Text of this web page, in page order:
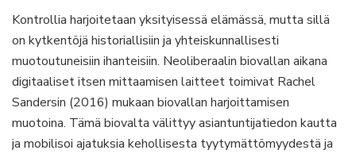
Kontrollia harjoitetaan yksityisessä elämässä, mutta sillä
on kytkentöjä historiallisiin ja yhteiskunnallisesti
muotoutuneisiin ihanteisiin. Neoliberaalin biovallan aikana
digitaaliset itsen mittaamisen laitteet toimivat Rachel
Sandersin (2016) mukaan biovallan harjoittamisen
muotoina. Tämä biovalta välittyy asiantuntijatiedon kautta
ja mobilisoi ajatuksia kehollisesta tyytymättömyydestä ja